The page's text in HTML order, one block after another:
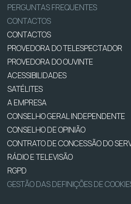
PERGUNTAS FREQUENTES
CONTACTOS
CONTACTOS
PROVEDORA DO TELESPECTADOR
PROVEDORA DO OUVINTE
ACESSIBILIDADES
SATÉLITES
A EMPRESA
CONSELHO GERAL INDEPENDENTE
CONSELHO DE OPINIÃO
CONTRATO DE CONCESSÃO DO
RÁDIO E TELEVISÃO
RGPD
GESTÃO DAS DEFINIÇÕES DE